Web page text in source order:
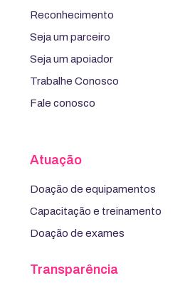
Reconhecimento
Seja um parceiro
Seja um apoiador
Trabalhe Conosco
Fale conosco
Atuação
Doação de equipamentos
Capacitação e treinamento
Doação de exames
Transparência